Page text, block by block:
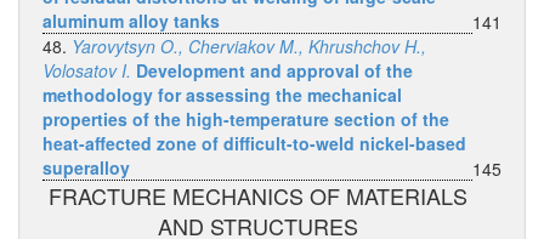
aluminum alloy tanks
141
48. Yarovytsyn O., Cherviakov M., Khrushchov H.,
Volosatov I. Development and approval of the
methodology for assessing the mechanical
properties of the high-temperature section of the
heat-affected zone of difficult-to-weld nickel-based
superalloy
145
FRACTURE MECHANICS OF MATERIALS
AND STRUCTURES